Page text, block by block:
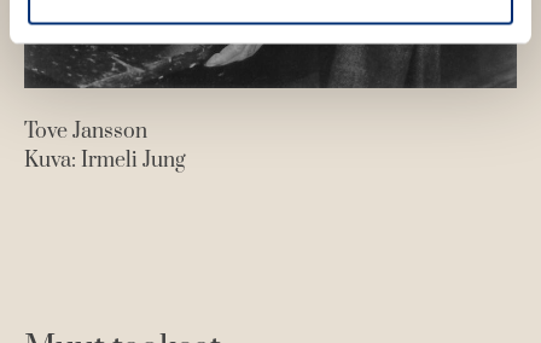
Tove Jansson
Kuva: Irmeli Jung